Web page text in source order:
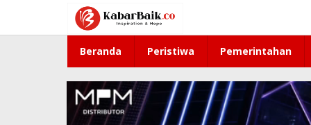
konten
Beranda Peristiwa Pemerintahan